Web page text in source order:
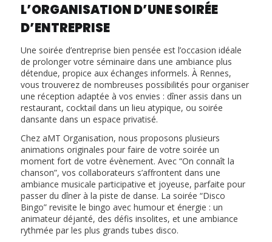
L’ORGANISATION D’UNE SOIRÉE
D’ENTREPRISE
Une soirée d’entreprise bien pensée est l’occasion idéale
de prolonger votre séminaire dans une ambiance plus
détendue, propice aux échanges informels. À Rennes,
vous trouverez de nombreuses possibilités pour organiser
une réception adaptée à vos envies : dîner assis dans un
restaurant, cocktail dans un lieu atypique, ou soirée
dansante dans un espace privatisé.
Chez aMT Organisation, nous proposons plusieurs
animations originales pour faire de votre soirée un
moment fort de votre évènement. Avec “On connaît la
chanson”, vos collaborateurs s’affrontent dans une
ambiance musicale participative et joyeuse, parfaite pour
passer du dîner à la piste de danse. La soirée “Disco
Bingo” revisite le bingo avec humour et énergie : un
animateur déjanté, des défis insolites, et une ambiance
rythmée par les plus grands tubes disco.